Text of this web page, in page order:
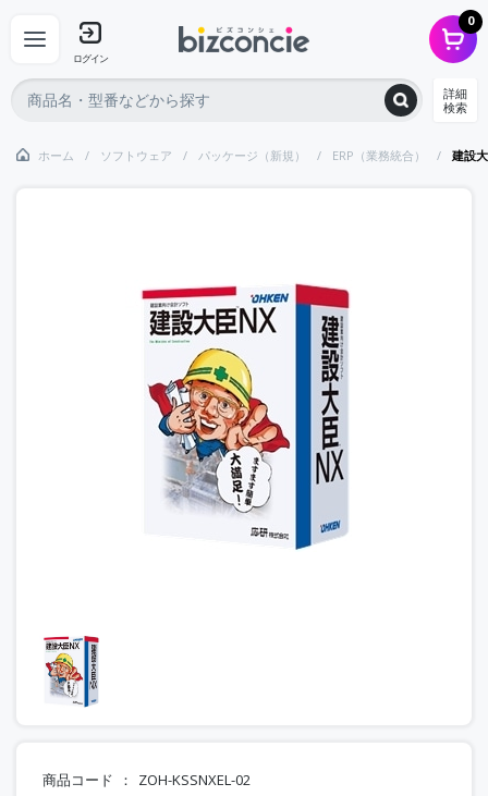
ログイン
0
詳細
検索
ホーム ソフトウェア パッケージ（新規） ERP（業務統合） 建設
商品コード ZOH-KSSNXEL-02